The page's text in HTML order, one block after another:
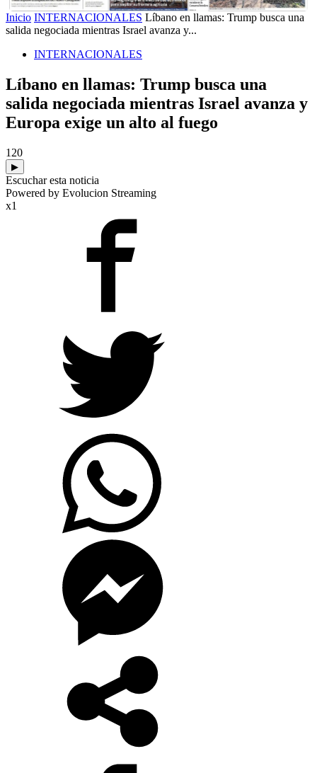
Inicio INTERNACIONALES Líbano en llamas: Trump busca una
salida negociada mientras Israel avanza y...
INTERNACIONALES
Líbano en llamas: Trump busca una
salida negociada mientras Israel avanza y
Europa exige un alto al fuego
120
▶
Escuchar esta noticia
Powered by Evolucion Streaming
x1